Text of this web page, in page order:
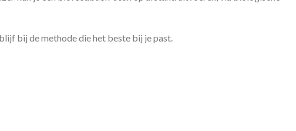
bij de methode die het beste bij je past.